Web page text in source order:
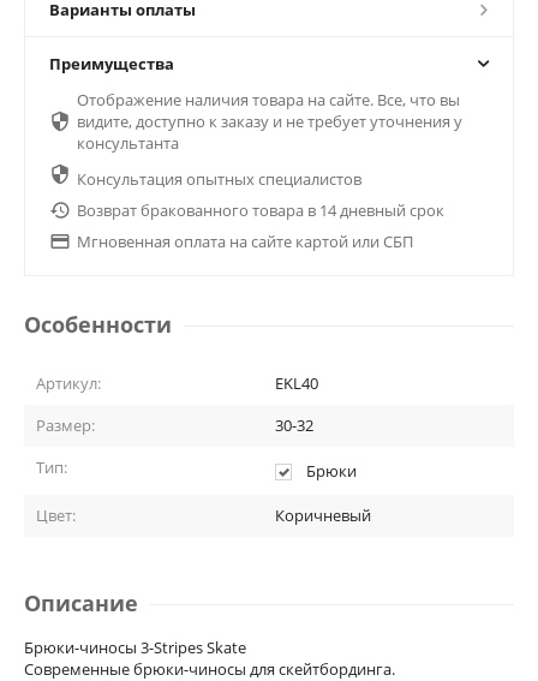
Варианты оплаты
Преимущества

Отображение наличия товара на сайте. Все, что вы
видите, доступно к заказу и не требует уточнения у
консультанта
 Консультация опытных специалистов
 Возврат бракованного товара в 14 дневный срок
 Мгновенная оплата на сайте картой или СБП
Особенности
Артикул:
EKL40
Размер:
30-32
Тип:
Брюки
Цвет: Коричневый
Описание
Брюки-чиносы 3-Stripes Skate
Современные брюки-чиносы для скейтбординга.